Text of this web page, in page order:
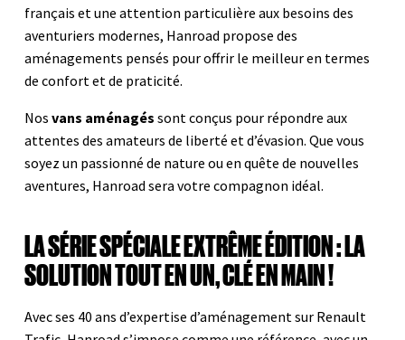
français et une attention particulière aux besoins des
aventuriers modernes, Hanroad propose des
aménagements pensés pour offrir le meilleur en termes
de confort et de praticité.
Nos vans aménagés sont conçus pour répondre aux
attentes des amateurs de liberté et d’évasion. Que vous
soyez un passionné de nature ou en quête de nouvelles
aventures, Hanroad sera votre compagnon idéal.
LA SÉRIE SPÉCIALE EXTRÊME ÉDITION : LA
SOLUTION TOUT EN UN, CLÉ EN MAIN !
Avec ses 40 ans d’expertise d’aménagement sur Renault